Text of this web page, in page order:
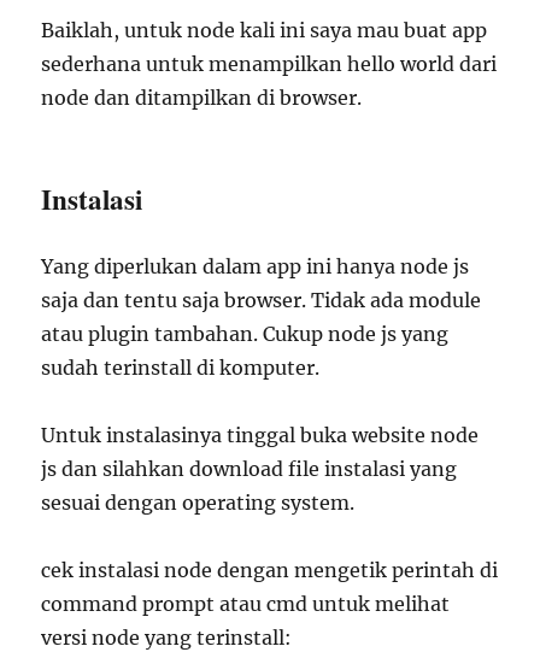
Baiklah, untuk node kali ini saya mau buat app
sederhana untuk menampilkan hello world dari
node dan ditampilkan di browser.
Instalasi
Yang diperlukan dalam app ini hanya node js
saja dan tentu saja browser. Tidak ada module
atau plugin tambahan. Cukup node js yang
sudah terinstall di komputer.
Untuk instalasinya tinggal buka website node
js dan silahkan download file instalasi yang
sesuai dengan operating system.
cek instalasi node dengan mengetik perintah di
command prompt atau cmd untuk melihat
versi node yang terinstall: